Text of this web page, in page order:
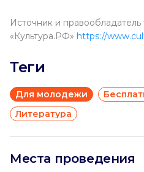
Источник и
«Культура.РФ» https://
Теги
Для молодежи
Литература
Места проведения